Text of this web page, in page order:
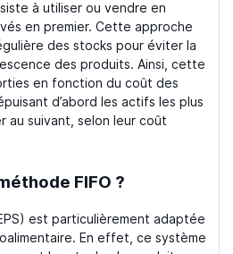
à utiliser ou vendre en
en premier. Cette approche
des stocks pour éviter la
des produits. Ainsi, cette
en fonction du coût des
d’abord les actifs les plus
au suivant, selon leur coût
FIFO ?
est particulièrement adaptée
En effet, ce système